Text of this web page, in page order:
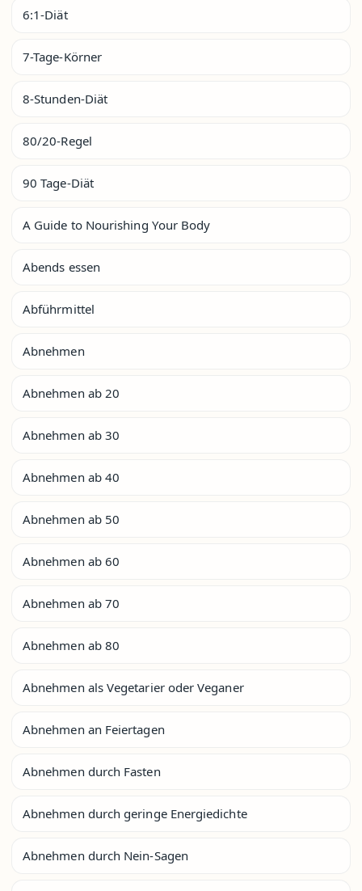
6:1-Diät
7-Tage-Körner
8-Stunden-Diät
80/20-Regel
90 Tage-Diät
A Guide to Nourishing Your Body
Abends essen
Abführmittel
Abnehmen
Abnehmen ab 20
Abnehmen ab 30
Abnehmen ab 40
Abnehmen ab 50
Abnehmen ab 60
Abnehmen ab 70
Abnehmen ab 80
Abnehmen als Vegetarier oder Veganer
Abnehmen an Feiertagen
Abnehmen durch Fasten
Abnehmen durch geringe Energiedichte
Abnehmen durch Nein-Sagen